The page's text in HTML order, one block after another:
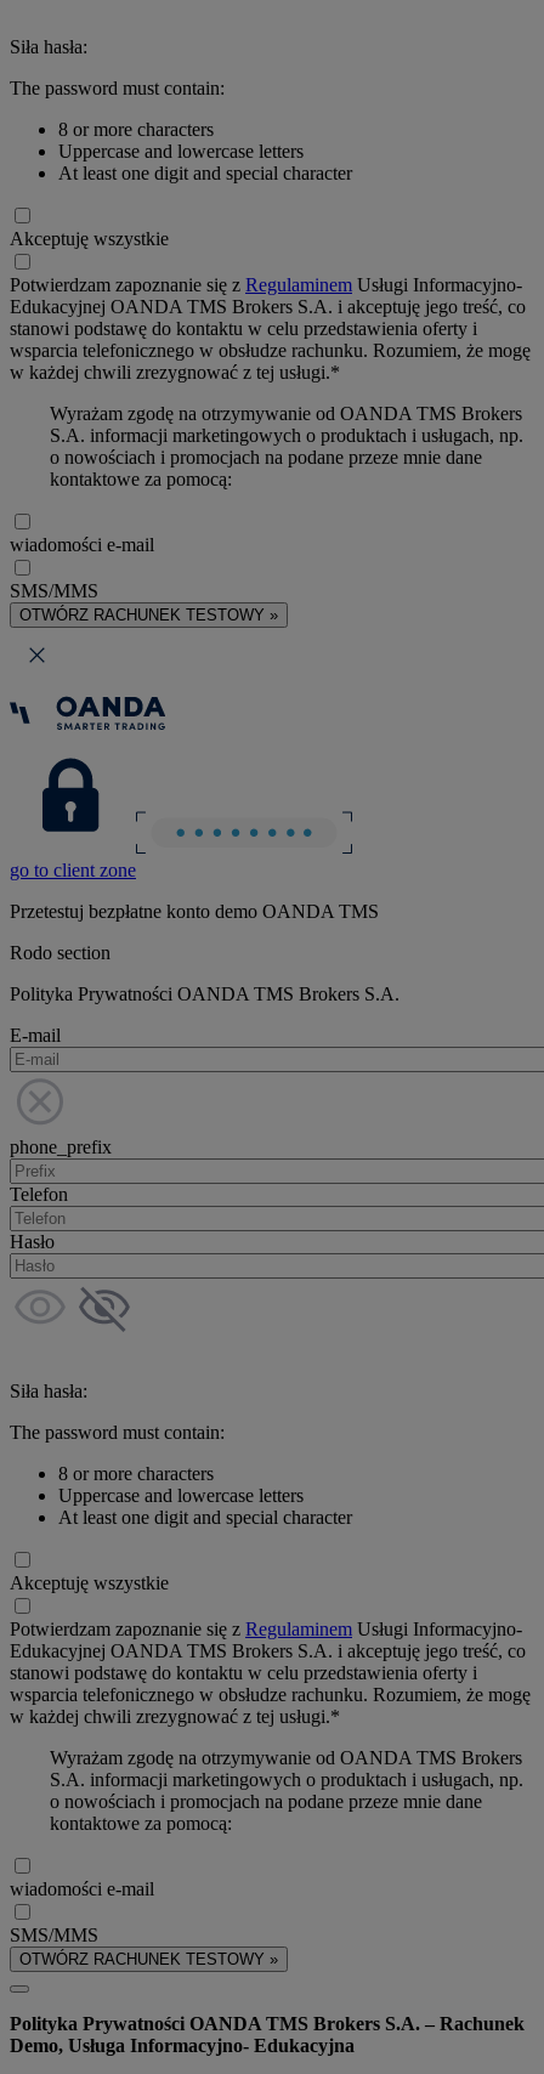
Siła hasła:
The password must contain:
8 or more characters
Uppercase and lowercase letters
At least one digit and special character
Akceptuję wszystkie
Potwierdzam zapoznanie się z Regulaminem Usługi Informacyjno-
Edukacyjnej OANDA TMS Brokers S.A. i akceptuję jego treść, co
stanowi podstawę do kontaktu w celu przedstawienia oferty i
wsparcia telefonicznego w obsłudze rachunku. Rozumiem, że mogę
w każdej chwili zrezygnować z tej usługi.*
Wyrażam zgodę na otrzymywanie od OANDA TMS Brokers
S.A. informacji marketingowych o produktach i usługach, np.
o nowościach i promocjach na podane przeze mnie dane
kontaktowe za pomocą:
wiadomości e-mail
SMS/MMS
OTWÓRZ RACHUNEK TESTOWY »
go to client zone
Przetestuj bezpłatne konto demo OANDA TMS
Rodo section
Polityka Prywatności OANDA TMS Brokers S.A.
E-mail
phone_prefix
Telefon
Hasło
Siła hasła:
The password must contain:
8 or more characters
Uppercase and lowercase letters
At least one digit and special character
Akceptuję wszystkie
Potwierdzam zapoznanie się z Regulaminem Usługi Informacyjno-
Edukacyjnej OANDA TMS Brokers S.A. i akceptuję jego treść, co
stanowi podstawę do kontaktu w celu przedstawienia oferty i
wsparcia telefonicznego w obsłudze rachunku. Rozumiem, że mogę
w każdej chwili zrezygnować z tej usługi.*
Wyrażam zgodę na otrzymywanie od OANDA TMS Brokers
S.A. informacji marketingowych o produktach i usługach, np.
o nowościach i promocjach na podane przeze mnie dane
kontaktowe za pomocą:
wiadomości e-mail
SMS/MMS
OTWÓRZ RACHUNEK TESTOWY »
Polityka Prywatności OANDA TMS Brokers S.A. – Rachunek
Demo, Usługa Informacyjno- Edukacyjna